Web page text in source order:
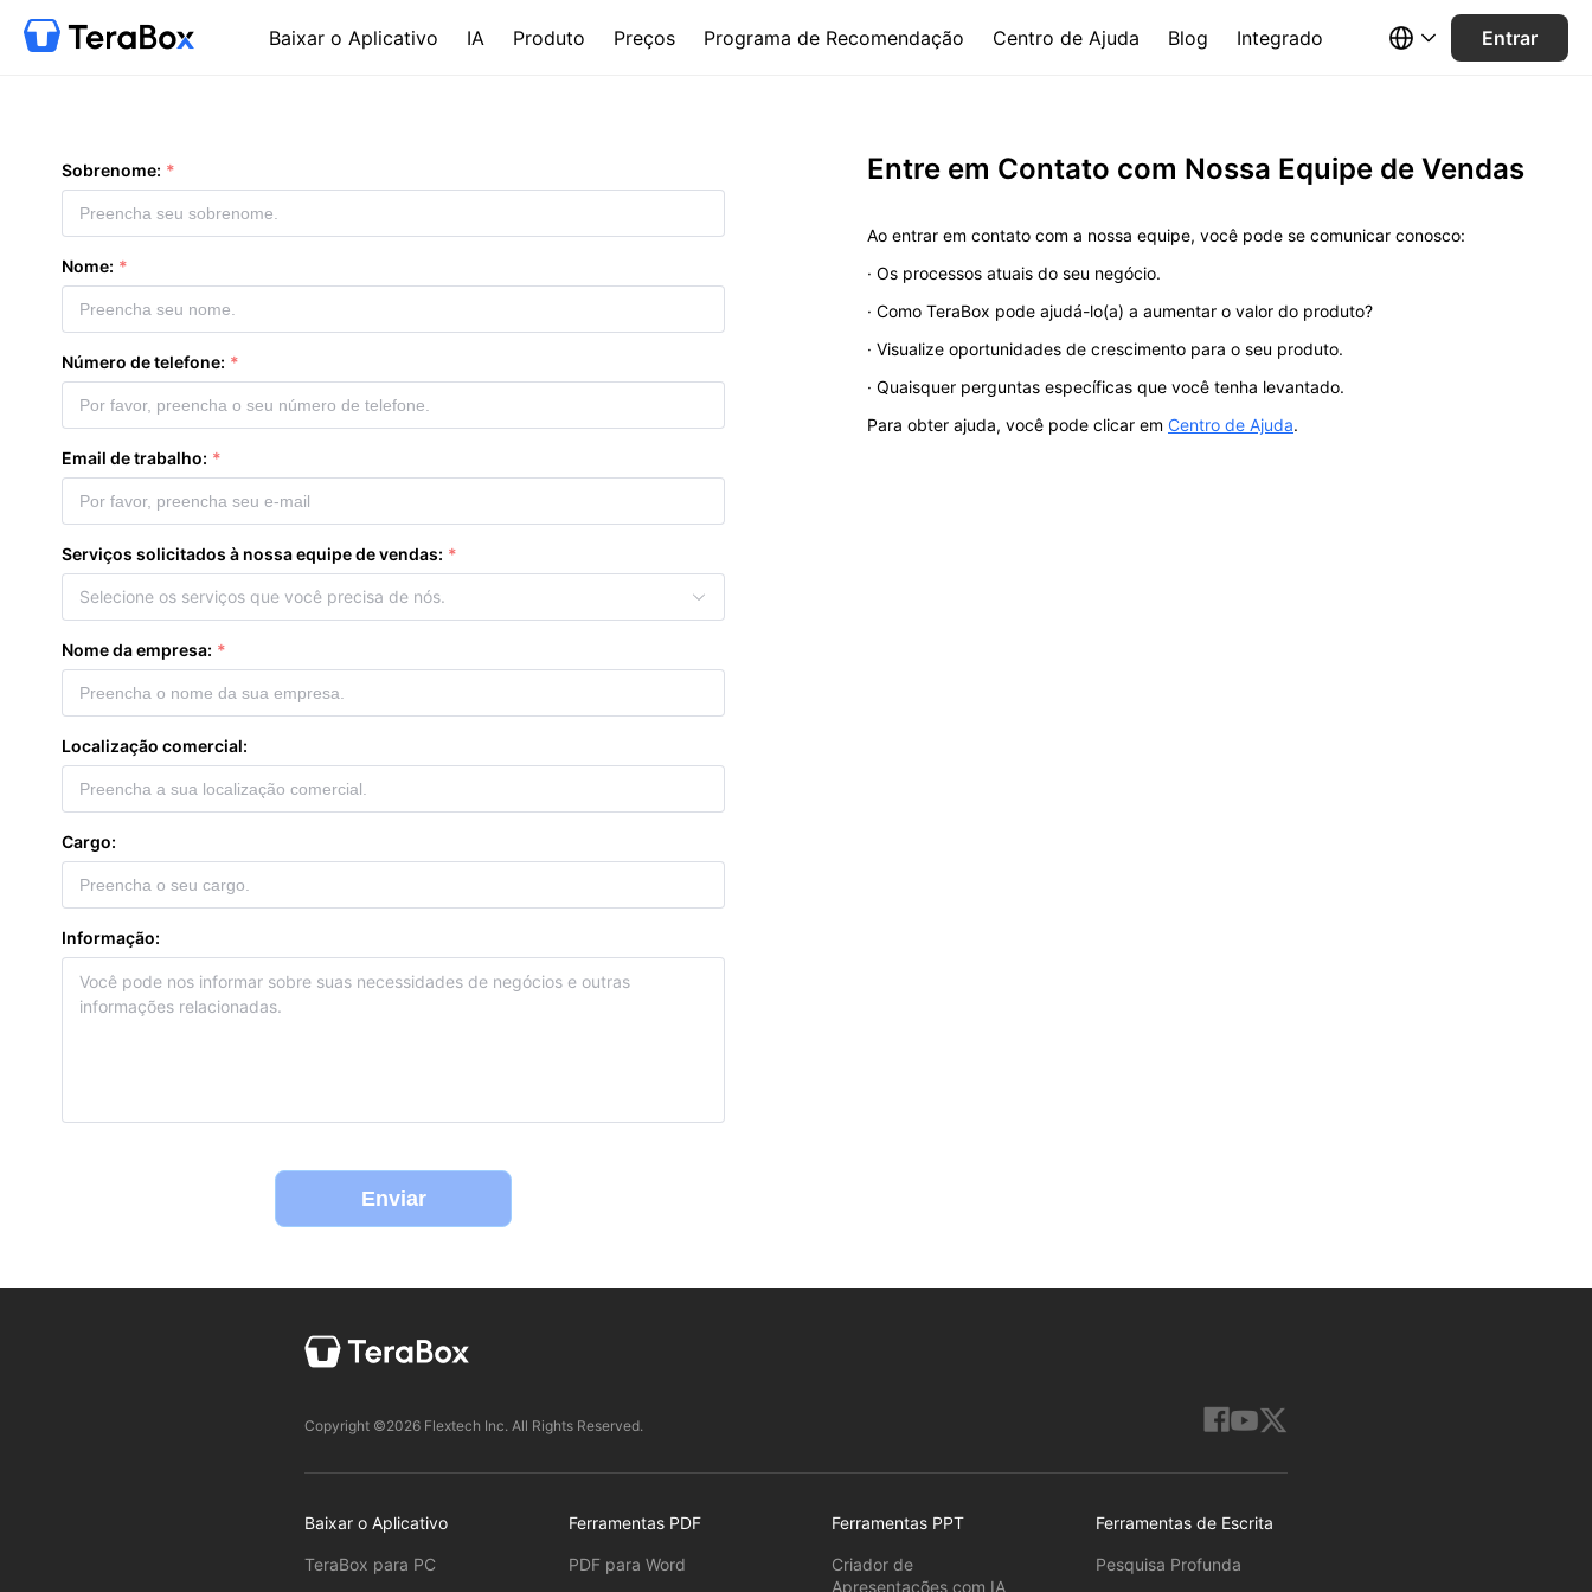
Baixar o Aplicativo IA Produto Preços Programa de Recomendação Centro de Ajuda Blog Integrado Entrar
Sobrenome:
Nome:
Número de telefone:
Email de trabalho:
Serviços solicitados à nossa equipe de vendas:
Selecione os serviços que você precisa de nós.
Nome da empresa:
Localização comercial:
Cargo:
Informação:
Enviar
Entre em Contato com Nossa Equipe de Vendas
Ao entrar em contato com a nossa equipe, você pode se comunicar conosco:
· Os processos atuais do seu negócio.
· Como TeraBox pode ajudá-lo(a) a aumentar o valor do produto?
· Visualize oportunidades de crescimento para o seu produto.
· Quaisquer perguntas específicas que você tenha levantado.
Para obter ajuda, você pode clicar em Centro de Ajuda.
Copyright ©2026 Flextech Inc. All Rights Reserved.
Baixar o Aplicativo
TeraBox para PC
Ferramentas PDF
PDF para Word
Ferramentas PPT
Criador de
Apresentações com IA
Ferramentas de Escrita
Pesquisa Profunda